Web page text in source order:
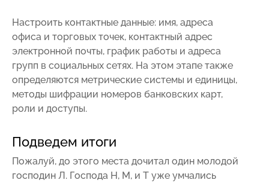
Настроить контактные данные: имя, адреса
офиса и торговых точек, контактный адрес
электронной почты, график работы и адреса
групп в социальных сетях. На этом этапе также
определяются метрические системы и единицы,
методы шифрации номеров банковских карт,
роли и доступы.
Подведем итоги
Пожалуй, до этого места дочитал один молодой
господин Л. Господа Н, М, и Т уже умчались